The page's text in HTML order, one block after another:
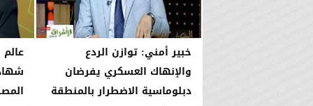
خبير أمني: توازن الردع
والإنهاك العسكري يفرضان
دبلوماسية الاضطرار بالمنطقة